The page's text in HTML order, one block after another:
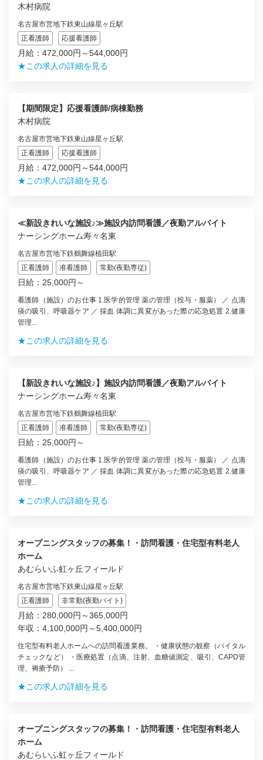
木村病院
名古屋市営地下鉄東山線星ヶ丘駅
正看護師
応援看護師
月給：472,000円～544,000円
★この求人の詳細を見る
【期間限定】応援看護師/病棟勤務
木村病院
名古屋市営地下鉄東山線星ヶ丘駅
正看護師
応援看護師
月給：472,000円～544,000円
★この求人の詳細を見る
≪新設きれいな施設♪≫施設内訪問看護／夜勤アルバイト
ナーシングホーム寿々名東
名古屋市営地下鉄鶴舞線植田駅
正看護師
准看護師 常勤(夜勤専従)
日給：25,000円～
看護師（施設）のお仕事 1.医学的管理 薬の管理（投与・服薬） ／ 点滴
痰の吸引、呼吸器ケア ／ 採血 体調に異変があった際の応急処置 2.健康
管理...
★この求人の詳細を見る
【新設きれいな施設♪】施設内訪問看護／夜勤アルバイト
ナーシングホーム寿々名東
名古屋市営地下鉄鶴舞線植田駅
正看護師
准看護師 常勤(夜勤専従)
日給：25,000円～
看護師（施設）のお仕事 1.医学的管理 薬の管理（投与・服薬） ／ 点滴
痰の吸引、呼吸器ケア ／ 採血 体調に異変があった際の応急処置 2.健康
管理...
★この求人の詳細を見る
オープニングスタッフの募集！・訪問看護・住宅型有料老人
ホーム
あむらいふ虹ヶ丘フィールド
名古屋市営地下鉄東山線星ヶ丘駅
正看護師
非常勤(夜勤バイト)
月給：280,000円～365,000円
年収：4,100,000円～5,400,000円
住宅型有料老人ホームへの訪問看護業務。 ・健康状態の観察（バイタル
チェックなど） ・医療処置（点滴、注射、血糖値測定、吸引、CAPD管
理、褥瘡予防） ...
★この求人の詳細を見る
オープニングスタッフの募集！・訪問看護・住宅型有料老人
ホーム
あむらいふ虹ヶ丘フィールド